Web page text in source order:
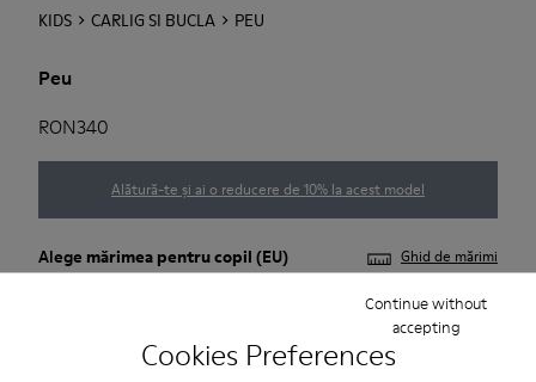
Cookies Preferences
Continue without
accepting
KIDS CARLIG SI BUCLA PEU
Peu
RON340
Alătură-te și ai o reducere de 10% la acest model
Alege mărimea pentru copil (EU) Ghid de mărimi
Au mai rămas câteva bucăți